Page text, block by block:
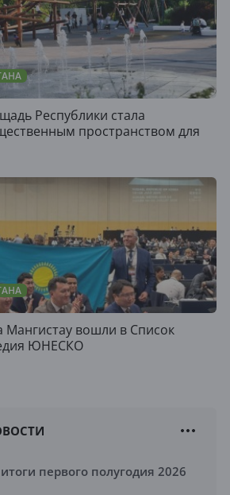
Республики стала
пространством для
Мангистау вошли в Список
ЮНЕСКО
первого полугодия 2026